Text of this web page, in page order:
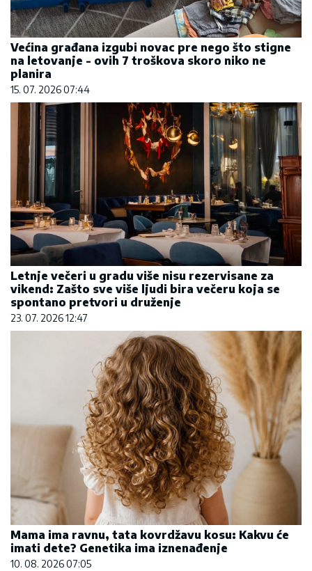
Većina građana izgubi novac pre nego što stigne
na letovanje - ovih 7 troškova skoro niko ne
planira
15. 07. 2026 07:44
Letnje večeri u gradu više nisu rezervisane za
vikend: Zašto sve više ljudi bira večeru koja se
spontano pretvori u druženje
23. 07. 2026 12:47
Mama ima ravnu, tata kovrdžavu kosu: Kakvu će
imati dete? Genetika ima iznenađenje
10. 08. 2026 07:05